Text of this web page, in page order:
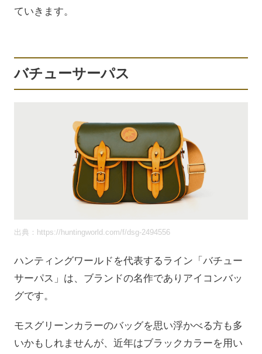
ていきます。
バチューサーパス
出典：https://huntingworld.com/f/dsg-2494556
ハンティングワールドを代表するライン「バチュー
サーパス」は、ブランドの名作でありアイコンバッ
グです。
モスグリーンカラーのバッグを思い浮かべる方も多
いかもしれませんが、近年はブラックカラーを用い